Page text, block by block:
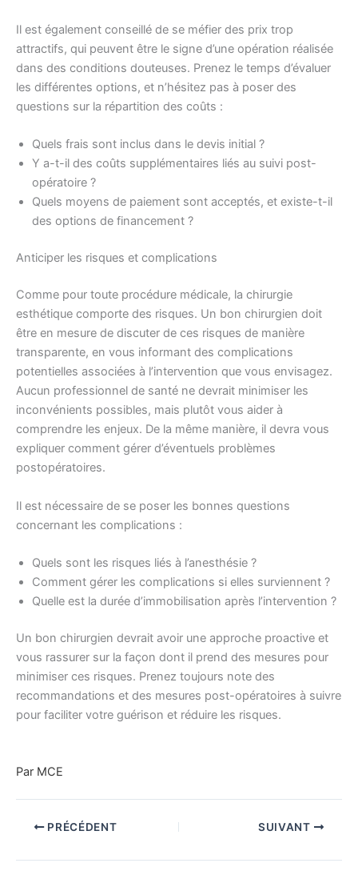
Il est également conseillé de se méfier des prix trop
attractifs, qui peuvent être le signe d’une opération réalisée
dans des conditions douteuses. Prenez le temps d’évaluer
les différentes options, et n’hésitez pas à poser des
questions sur la répartition des coûts :
Quels frais sont inclus dans le devis initial ?
Y a-t-il des coûts supplémentaires liés au suivi post-
opératoire ?
Quels moyens de paiement sont acceptés, et existe-t-il
des options de financement ?
Anticiper les risques et complications
Comme pour toute procédure médicale, la chirurgie
esthétique comporte des risques. Un bon chirurgien doit
être en mesure de discuter de ces risques de manière
transparente, en vous informant des complications
potentielles associées à l’intervention que vous envisagez.
Aucun professionnel de santé ne devrait minimiser les
inconvénients possibles, mais plutôt vous aider à
comprendre les enjeux. De la même manière, il devra vous
expliquer comment gérer d’éventuels problèmes
postopératoires.
Il est nécessaire de se poser les bonnes questions
concernant les complications :
Quels sont les risques liés à l’anesthésie ?
Comment gérer les complications si elles surviennent ?
Quelle est la durée d’immobilisation après l’intervention ?
Un bon chirurgien devrait avoir une approche proactive et
vous rassurer sur la façon dont il prend des mesures pour
minimiser ces risques. Prenez toujours note des
recommandations et des mesures post-opératoires à suivre
pour faciliter votre guérison et réduire les risques.
Par MCE
PRÉCÉDENT SUIVANT